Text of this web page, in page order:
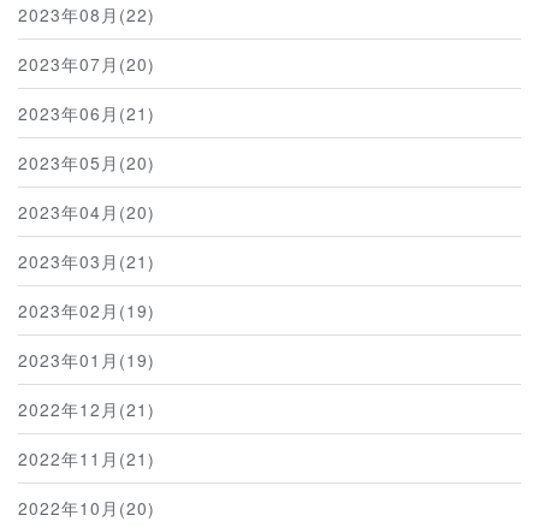
2023年08月(22)
2023年07月(20)
2023年06月(21)
2023年05月(20)
2023年04月(20)
2023年03月(21)
2023年02月(19)
2023年01月(19)
2022年12月(21)
2022年11月(21)
2022年10月(20)